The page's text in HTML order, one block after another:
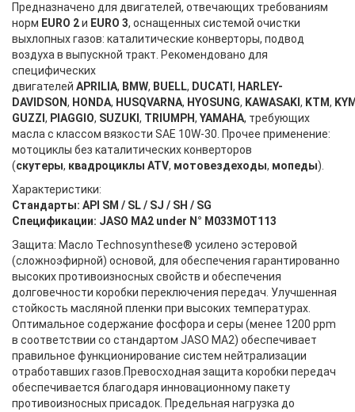
Предназначено для двигателей, отвечающих требованиям
норм EURO 2и EURO 3, оснащенных системой очистки
выхлопных газов: каталитические конверторы, подвод
воздуха в выпускной тракт. Рекомендовано для
специфических
двигателей APRILIA, BMW, BUELL, DUCATI , HARLEY-
DAVIDSON, HONDA, HUSQVARNA, HYOSUNG, KAWASAKI , KTM,
GUZZI , PIAGGIO, SUZUKI , TRIUMPH, YAMAHA, требующих
масла с классом вязкости SAE 10W-30. Прочее применение:
мотоциклы без каталитических конверторов
(скутеры, квадроциклы ATV, мотовездеходы, мопеды).
Характеристики:
Стандарты: API SM / SL / SJ / SH / SG
Спецификации: JASO MA2 under N° M033MOT113
Защита: Масло Technosynthese® усилено эстеровой
(сложноэфирной) основой, для обеспечения гарантированно
высоких противоизносных свойств и обеспечения
долговечности коробки переключения передач. Улучшенная
стойкость масляной пленки при высоких температурах.
Оптимальное содержание фосфора и серы (менее 1200 ppm
в соответствии со стандартом JASO MA2) обеспечивает
правильное функционирование систем нейтрализации
отработавших газов.Превосходная защита коробки передач
обеспечивается благодаря инновационному пакету
противоизносных присадок. Предельная нагрузка до